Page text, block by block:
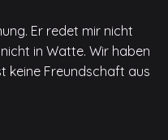
Er redet mir nicht
in Watte. Wir haben
keine Freundschaft aus